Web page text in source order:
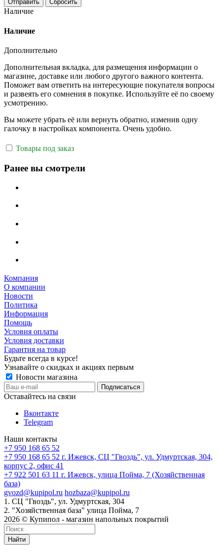
Отправить Сбросить
Наличие
Наличие
Дополнительно
Дополнительная вкладка, для размещения информации о
магазине, доставке или любого другого важного контента.
Поможет вам ответить на интересующие покупателя вопросы
и развеять его сомнения в покупке. Используйте её по своему
усмотрению.
Вы можете убрать её или вернуть обратно, изменив одну
галочку в настройках компонента. Очень удобно.
Товары под заказ
Ранее вы смотрели
Компания
О компании
Новости
Политика
Информация
Помощь
Условия оплаты
Условия доставки
Гарантия на товар
Будьте всегда в курсе!
Узнавайте о скидках и акциях первым
Новости магазина
Оставайтесь на связи
Вконтакте
Telegram
Наши контакты
+7 950 168 65 52
+7 950 168 65 52 г. Ижевск, СЦ "Гвоздь", ул. Удмуртская, 304,
корпус 2, офис 41
+7 922 501 63 11 г. Ижевск, улица Пойма, 7 (Хозяйственная
база)
gvozd@kupipol.ru hozbaza@kupipol.ru
1. СЦ "Гвоздь", ул. Удмуртская, 304
2. "Хозяйственная база" улица Пойма, 7
2026 © Купипол - магазин напольных покрытий
Найти